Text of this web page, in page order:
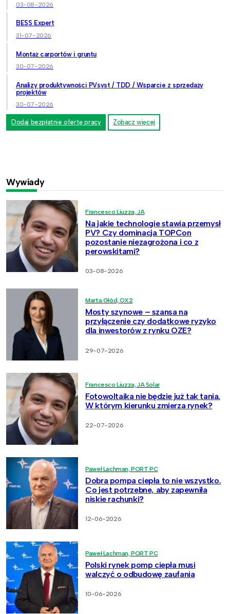
03-08-2026
BESS Expert
31-07-2026
Montaż carportów i gruntu
30-07-2026
Analizy produktywności PVsyst / TDD / Wsparcie z sprzedaży
projektów
30-07-2026
Dodaj bezpłatnie ofertę pracy Zobacz więcej
Wywiady
Francesco Liuzza, JA
Na jakie technologie stawia przemysł
PV? Czy dominacja TOPCon
pozostanie niezagrożona i co z
perowskitami?
03-08-2026
Marta Głód, OX2
Mosty szynowe – szansa na
przyłączenie czy dodatkowe ryzyko
dla inwestorów z rynku OZE?
29-07-2026
Francesco Liuzza, JA Solar
Fotowoltaika nie będzie już tak tania.
W którym kierunku zmierza rynek?
22-07-2026
Paweł Lachman, PORT PC
Dobra pompa ciepła to nie wszystko.
Co jest potrzebne, aby zapewniła
niskie rachunki?
12-06-2026
Paweł Lachman, PORT PC
Polski rynek pomp ciepła musi
walczyć o odbudowę zaufania
10-06-2026